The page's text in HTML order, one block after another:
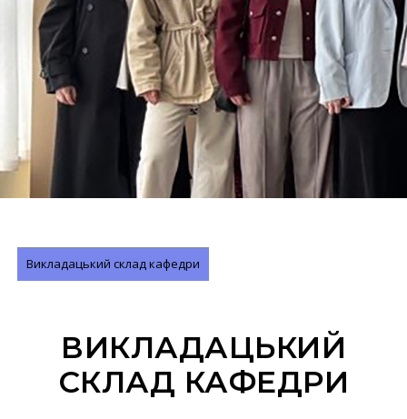
Викладацький склад кафедри
ВИКЛАДАЦЬКИЙ
СКЛАД КАФЕДРИ